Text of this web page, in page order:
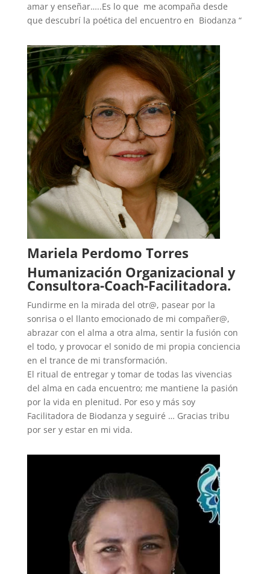
amar y enseñar…..Es lo que me acompaña desde
que descubrí la poética del encuentro en Biodanza “
Mariela Perdomo Torres
Humanización Organizacional y
Consultora-Coach-Facilitadora.
Fundirme en la mirada del otr@, pasear por la
sonrisa o el llanto emocionado de mi compañer@,
abrazar con el alma a otra alma, sentir la fusión con
el todo, y provocar el sonido de mi propia conciencia
en el trance de mi transformación.
El ritual de entregar y tomar de todas las vivencias
del alma en cada encuentro; me mantiene la pasión
por la vida en plenitud. Por eso y más soy
Facilitadora de Biodanza y seguiré … Gracias tribu
por ser y estar en mi vida.